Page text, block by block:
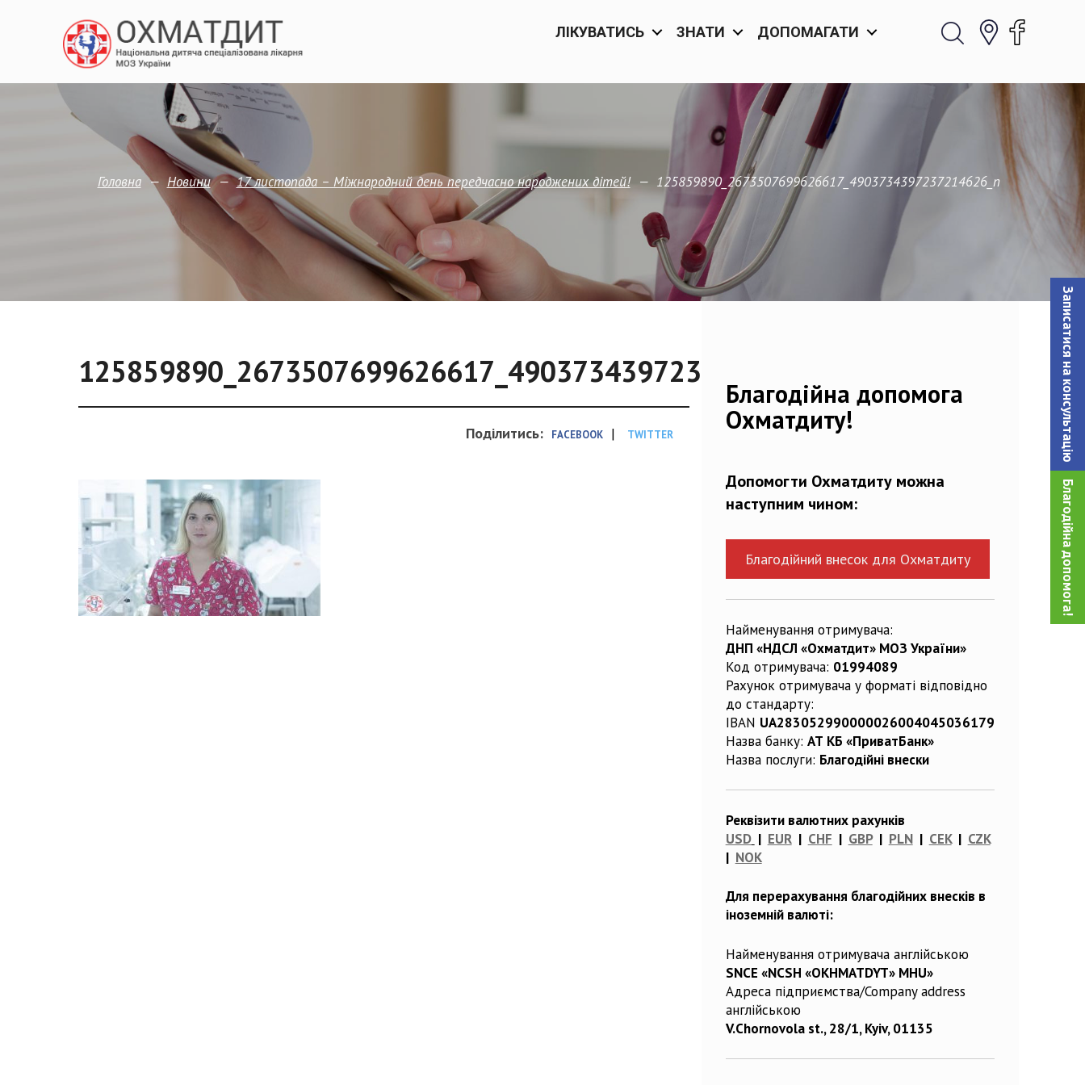
Записатися на консультацiю
Благодійна допомога!
ЛІКУВАТИСЬ ЗНАТИ ДОПОМАГАТИ
Головна — Новини — 17 листопада – Міжнародний день передчасно народжених дітей! — 125859890_2673507699626617_4903734397237214626_n
125859890_2673507699626617_4903734397237214626_n
Поділитись: FACEBOOK | TWITTER
Благодійна допомога
Охматдиту!
Допомогти Охматдиту можна
наступним чином:
Благодійний внесок для Охматдиту
Найменування отримувача:
ДНП «НДСЛ «Охматдит» МОЗ України»
Код отримувача: 01994089
Рахунок отримувача у форматі відповідно
до стандарту:
IBAN UA283052990000026004045036179
Назва банку: АТ КБ «ПриватБанк»
Назва послуги: Благодійні внески
Реквізити валютних рахунків
USD | EUR| CHF | GBP| PLN| CEK| CZK
| NOK
Для перерахування благодійних внесків в
іноземній валюті:
Найменування отримувача англійською
SNCE «NCSH «OKHMATDYT» MHU»
Адреса підприємства/Company address
англійською
V.Chornovola st., 28/1, Kyiv, 01135